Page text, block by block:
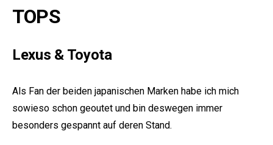
TOPS
Lexus & Toyota
Als Fan der beiden japanischen Marken habe ich mich
sowieso schon geoutet und bin deswegen immer
besonders gespannt auf deren Stand.